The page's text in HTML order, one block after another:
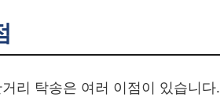
리 탁송은 여러 이점이 있습니다.